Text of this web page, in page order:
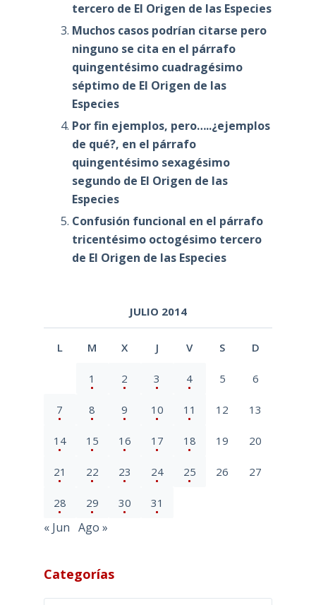
tercero de El Origen de las Especies
Muchos casos podrían citarse pero
ninguno se cita en el párrafo
quingentésimo cuadragésimo
séptimo de El Origen de las
Especies
Por fin ejemplos, pero…..¿ejemplos
de qué?, en el párrafo
quingentésimo sexagésimo
segundo de El Origen de las
Especies
Confusión funcional en el párrafo
tricentésimo octogésimo tercero
de El Origen de las Especies
JULIO 2014
L M X J V S D
1 2 3 4 5 6
7 8 9 10 11 12 13
14 15 16 17 18 19 20
21 22 23 24 25 26 27
28 29 30 31
« Jun Ago »
Categorías